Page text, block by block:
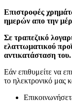
Επιστροφές
ημερών απο την
Σε τραπεζικό
ελαττωματικού
αντικατάσταση του.
Εάν επιθυμείτε να
το ηλεκτρονικό μας